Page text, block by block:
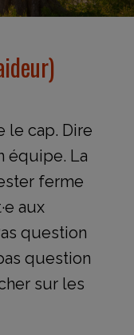
le cap. Dire
équipe. La
ferme
aux
question
question
sur les